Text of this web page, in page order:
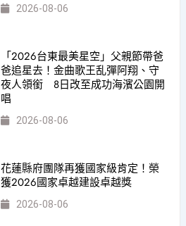
2026-08-06
「2026台東最美星空」父親節帶爸
爸追星去！金曲歌王乱彈阿翔、守
夜人領銜 8日改至成功海濱公園開
唱
2026-08-06
花蓮縣府團隊再獲國家級肯定！榮
獲2026國家卓越建設卓越獎
2026-08-06